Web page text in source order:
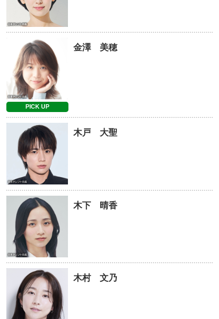
PICK UP
金澤 美穂
木戸 大聖
木下 晴香
木村 文乃